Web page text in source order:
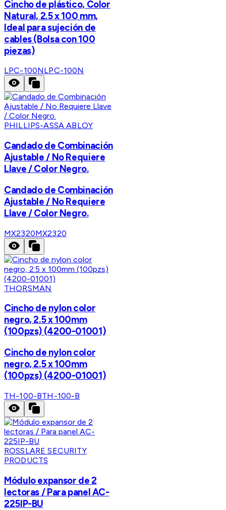
Cincho de plástico, Color
Natural, 2.5 x 100 mm,
Ideal para sujeción de
cables (Bolsa con 100
piezas)
LPC-100NLPC-100N
PHILLIPS-ASSA ABLOY
Candado de Combinación
Ajustable / No Requiere
Llave / Color Negro.
Candado de Combinación
Ajustable / No Requiere
Llave / Color Negro.
MX2320MX2320
THORSMAN
Cincho de nylon color
negro, 2.5 x 100mm
(100pzs) (4200-01001)
Cincho de nylon color
negro, 2.5 x 100mm
(100pzs) (4200-01001)
TH-100-BTH-100-B
ROSSLARE SECURITY
PRODUCTS
Módulo expansor de 2
lectoras / Para panel AC-
225IP-BU